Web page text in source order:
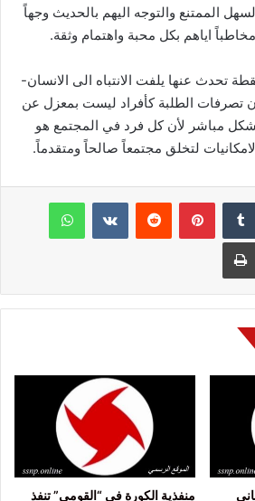
الممتنع والتوجه اليهم بالحديث وجهاً
اياهم بكل محبة واهتمام وثقة.
تحدث عنها يلفت الانتباه الى الانسان-
تصرفات الطلبة كأفراد ليست بمعزل عن
بشكل مباشر لأن كل فرد في المجتمع هو
لتخلق مجتمعاً صالحاً ومتقدماً.
بينتيريست
منفذية الكورة في “القومي” تنفذ